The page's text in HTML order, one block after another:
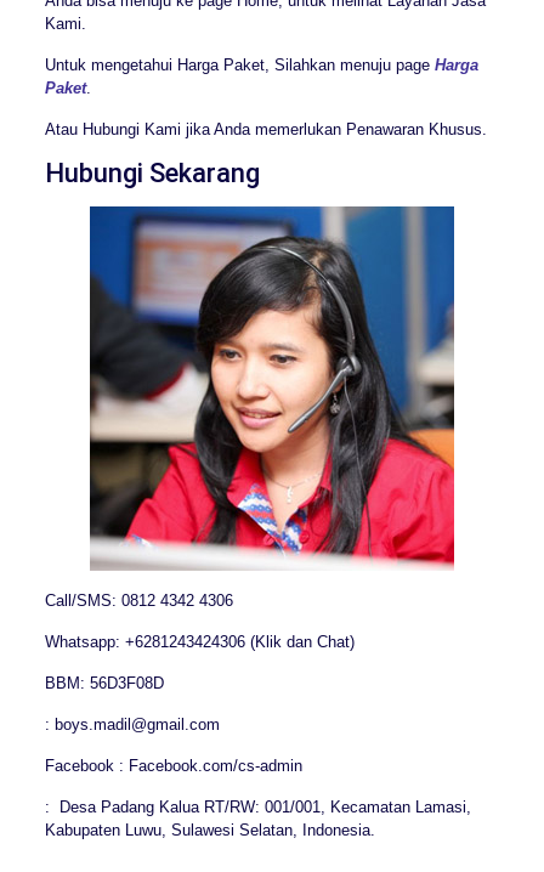
Kami.
Untuk mengetahui Harga Paket, Silahkan menuju page Harga
Paket.
Atau Hubungi Kami jika Anda memerlukan Penawaran Khusus.
Hubungi Sekarang
Call/SMS: 0812 4342 4306
Whatsapp: +6281243424306 (Klik dan Chat)
BBM: 56D3F08D
: boys.madil@gmail.com
Facebook : Facebook.com/cs-admin
: Desa Padang Kalua RT/RW: 001/001, Kecamatan Lamasi,
Kabupaten Luwu, Sulawesi Selatan, Indonesia.